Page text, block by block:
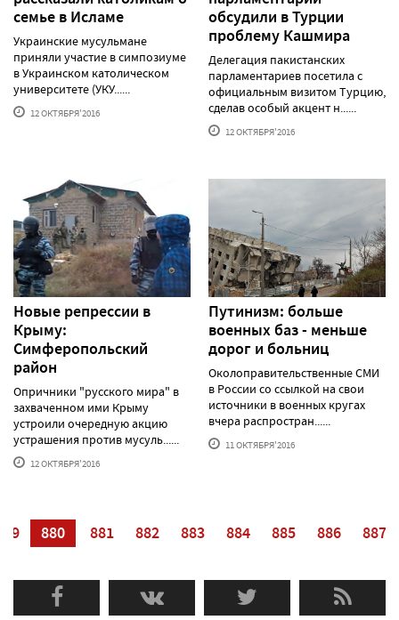
семье в Исламе
Украинские мусульмане
приняли участие в симпозиуме
в Украинском католическом
университете (УКУ......
12 ОКТЯБРЯ'2016
обсудили в Турции
проблему Кашмира
Делегация пакистанских
парламентариев посетила с
официальным визитом Турцию,
сделав особый акцент н......
12 ОКТЯБРЯ'2016
Новые репрессии в
Крыму:
Симферопольский
район
Опричники "русского мира" в
захваченном ими Крыму
устроили очередную акцию
устрашения против мусуль......
12 ОКТЯБРЯ'2016
Путинизм: больше
военных баз - меньше
дорог и больниц
Околоправительственные СМИ
в России со ссылкой на свои
источники в военных кругах
вчера распростран......
11 ОКТЯБРЯ'2016
880 881 882 883 884 885 886 887